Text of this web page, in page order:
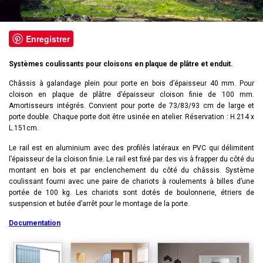
Enregistrer
Systèmes coulissants pour cloisons en plaque de plâtre et enduit.
Châssis à galandage plein pour porte en bois d’épaisseur 40 mm. Pour
cloison en plaque de plâtre d’épaisseur cloison finie de 100 mm.
Amortisseurs intégrés. Convient pour porte de 73/83/93 cm de large et
porte double. Chaque porte doit être usinée en atelier. Réservation : H.214 x
L.151cm.
Le rail est en aluminium avec des profilés latéraux en PVC qui délimitent
l’épaisseur de la cloison finie. Le rail est fixé par des vis à frapper du côté du
montant en bois et par enclenchement du côté du châssis. Système
coulissant fourni avec une paire de chariots à roulements à billes d’une
portée de 100 kg. Les chariots sont dotés de boulonnerie, étriers de
suspension et butée d’arrêt pour le montage de la porte.
Documentation